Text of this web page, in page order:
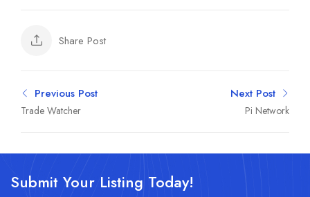
Share Post
Previous Post
Trade Watcher
Next Post
Pi Network
Submit Your Listing Today!